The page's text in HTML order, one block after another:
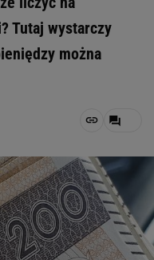
Tutaj wystarczy
można